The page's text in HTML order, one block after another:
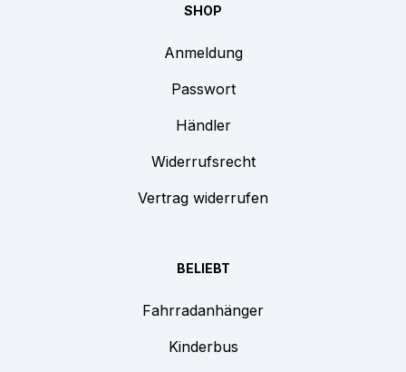
SHOP
Anmeldung
Passwort
Händler
Widerrufsrecht
Vertrag widerrufen
BELIEBT
Fahrradanhänger
Kinderbus